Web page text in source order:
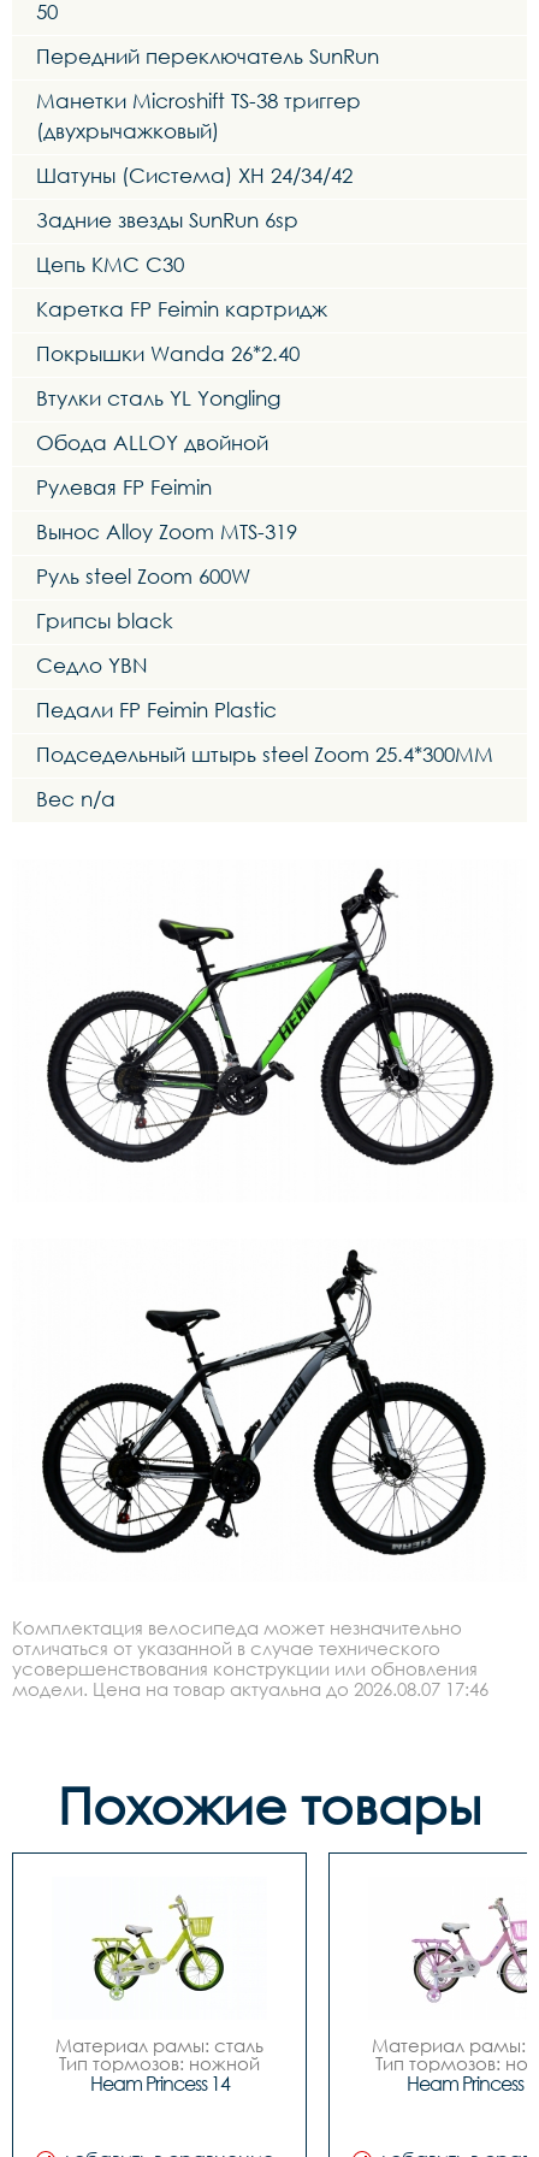
50
Передний переключатель SunRun
Манетки Microshift TS-38 триггер
(двухрычажковый)
Шатуны (Система) XH 24/34/42
Задние звезды SunRun 6sp
Цепь KMC C30
Каретка FP Feimin картридж
Покрышки Wanda 26*2.40
Втулки сталь YL Yongling
Обода ALLOY двойной
Рулевая FP Feimin
Вынос Alloy Zoom MTS-319
Руль steel Zoom 600W
Грипсы black
Седло YBN
Педали FP Feimin Plastic
Подседельный штырь steel Zoom 25.4*300MM
Вес n/a
Комплектация велосипеда может незначительно
отличаться от указанной в случае технического
усовершенствования конструкции или обновления
модели. Цена на товар актуальна до 2026.08.07 17:46
Похожие товары
Материал рамы: сталь
Тип тормозов: ножной
Диаметр колес: 14
Heam Princess 14
Материал рамы:
Тип тормозов:
Диаметр
Heam Princess